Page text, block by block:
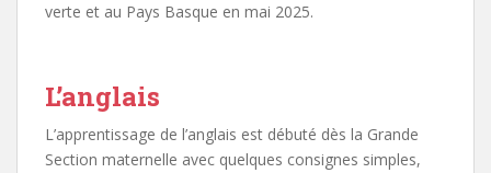
verte et au Pays Basque en mai 2025.
L’anglais
L’apprentissage de l’anglais est débuté dès la Grande
Section maternelle avec quelques consignes simples,